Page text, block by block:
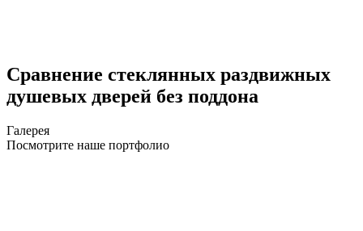
Сравнение стеклянных раздвижных
душевых дверей без поддона
Галерея
Посмотрите наше портфолио